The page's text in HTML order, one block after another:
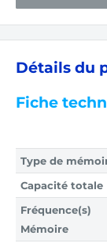
Détails du
Fiche
Type de
Capacité totale
Fréquence(s)
Mémoire